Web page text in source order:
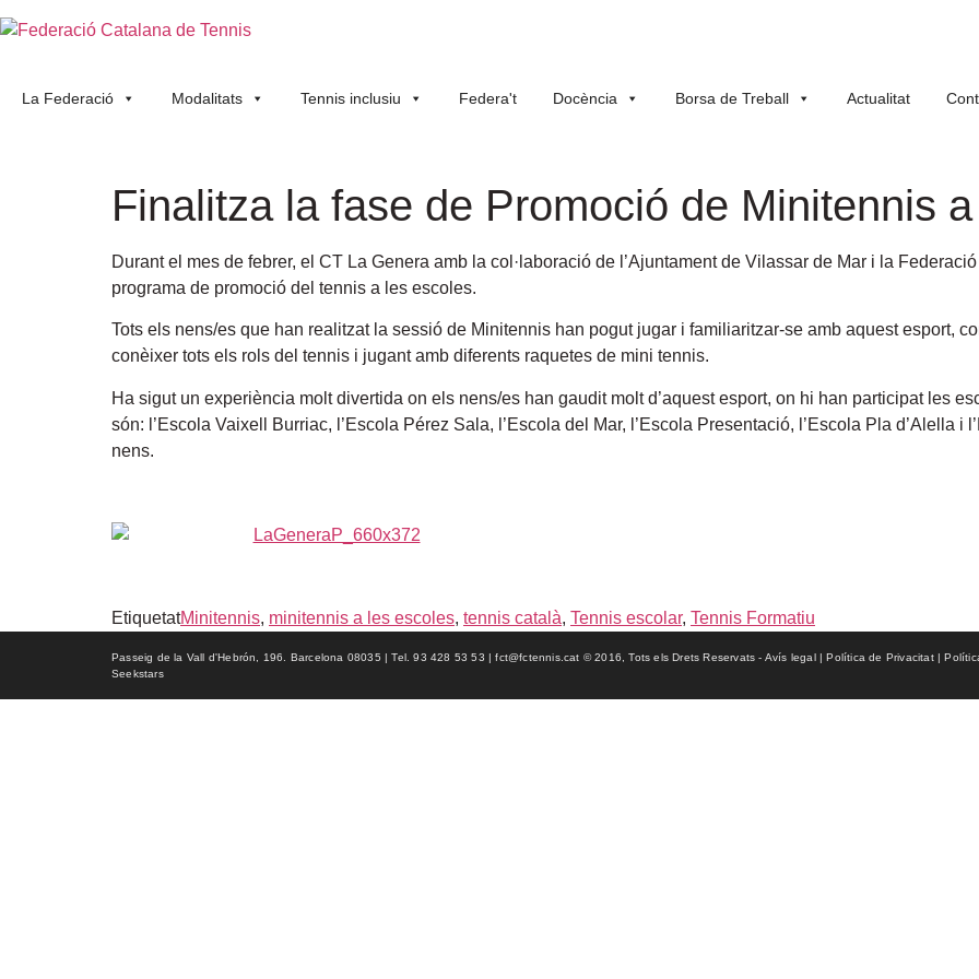
La Federació Modalitats Tennis inclusiu Federa't Docència Borsa de Treball Actualitat
Finalitza la fase de Promoció de Minitennis
Durant el mes de febrer, el CT La Genera amb la col·laboració de l’Ajuntament de Vilassar de Mar i la
programa de promoció del tennis a les escoles.
Tots els nens/es que han realitzat la sessió de Minitennis han pogut jugar i familiaritzar-se amb aquest esport,
conèixer tots els rols del tennis i jugant amb diferents raquetes de mini tennis.
Ha sigut un experiència molt divertida on els nens/es han gaudit molt d’aquest esport, on hi han participat les
són: l’Escola Vaixell Burriac, l’Escola Pérez Sala, l’Escola del Mar, l’Escola Presentació, l’Escola Pla d’Alella i
nens.
EtiquetatMinitennis, minitennis a les escoles, tennis català, Tennis escolar, Tennis Formatiu
Passeig de la Vall d'Hebrón, 196. Barcelona 08035 | Tel. 93 428 53 53 | fct@fctennis.cat © 2016, Tots els Drets Reservats - Avís legal | Política de Privacitat |
Seekstars